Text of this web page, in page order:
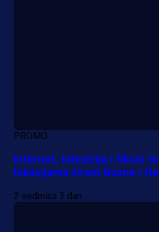
PROMO
Internet, televizija i fiksni
lokacijama širom Bosne i
2 sedmica 3 dan